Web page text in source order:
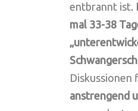
entbrannt ist.
mal 33-38
Diskussionen
anstrengend